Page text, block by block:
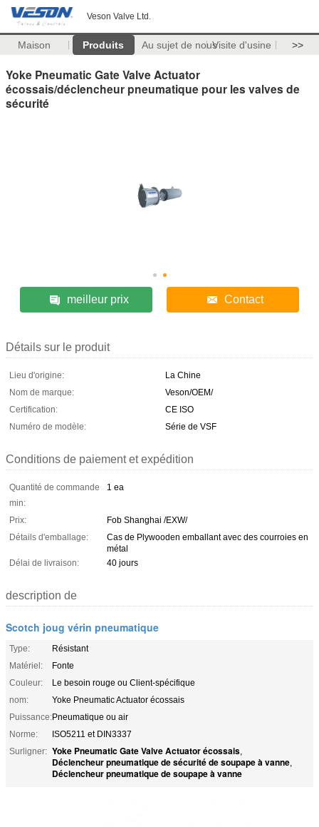
Veson Valve Ltd.
Maison Produits Au sujet de nousVisite d'usine >>
Yoke Pneumatic Gate Valve Actuator
écossais/déclencheur pneumatique pour les valves de
sécurité
meilleur prix Contact
Détails sur le produit
Lieu d'origine:
La Chine
Nom de marque:
Veson/OEM/
Certification:
CE ISO
Numéro de modèle:
Série de VSF
Conditions de paiement et expédition
Quantité de commande
min:
1 ea
Prix:
Fob Shanghai /EXW/
Détails d'emballage:
Cas de Plywooden emballant avec des courroies en
métal
Délai de livraison:
40 jours
description de
Scotch joug vérin pneumatique
Type:
Résistant
Matériel:
Fonte
Couleur:
Le besoin rouge ou Client-spécifique
nom:
Yoke Pneumatic Actuator écossais
Puissance:Pneumatique ou air
Norme:
ISO5211 et DIN3337
Surligner: Yoke Pneumatic Gate Valve Actuator écossais,
Déclencheur pneumatique de sécurité de soupape à vanne,
Déclencheur pneumatique de soupape à vanne